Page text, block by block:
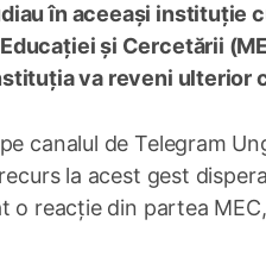
în aceeași instituție
și Cercetării
va reveni ulterior
canalul de Telegram
la acest gest
o reacție din partea